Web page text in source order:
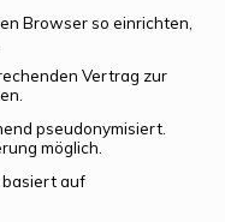
Browser so einrichten,
Vertrag zur
pseudonymisiert.
möglich.
basiert auf